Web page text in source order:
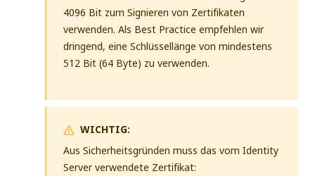
4096 Bit zum Signieren von Zertifikaten
verwenden. Als Best Practice empfehlen wir
dringend, eine Schlüssellänge von mindestens
512 Bit (64 Byte) zu verwenden.
WICHTIG:
Aus Sicherheitsgründen muss das vom Identity
Server verwendete Zertifikat: